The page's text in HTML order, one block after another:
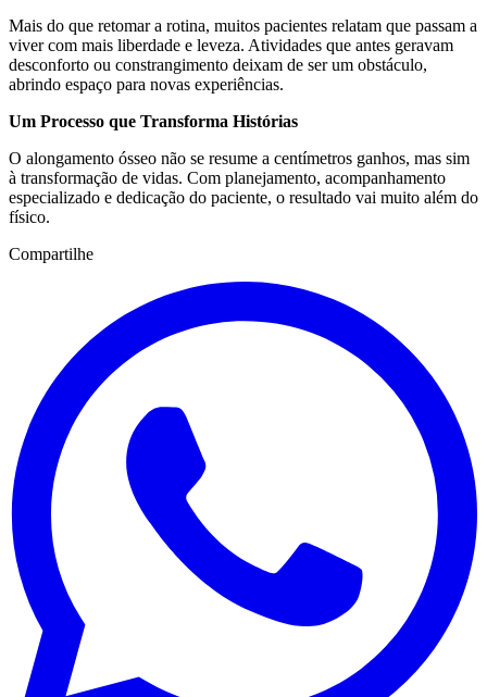
Mais do que retomar a rotina, muitos pacientes relatam que passam a
viver com mais liberdade e leveza. Atividades que antes geravam
desconforto ou constrangimento deixam de ser um obstáculo,
abrindo espaço para novas experiências.
Um Processo que Transforma Histórias
O alongamento ósseo não se resume a centímetros ganhos, mas sim
à transformação de vidas. Com planejamento, acompanhamento
especializado e dedicação do paciente, o resultado vai muito além do
físico.
Compartilhe